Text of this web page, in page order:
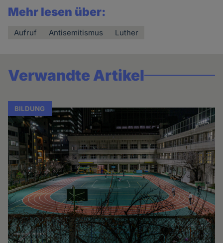
Mehr lesen über:
Aufruf Antisemitismus Luther
Verwandte Artikel
BILDUNG